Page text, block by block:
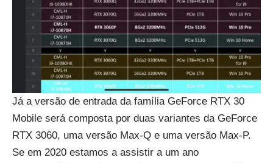
Já a versão de entrada da família GeForce RTX 30
Mobile será composta por duas variantes da GeForce
RTX 3060, uma versão Max-Q e uma versão Max-P.
Se em 2020 estamos a assistir a um ano